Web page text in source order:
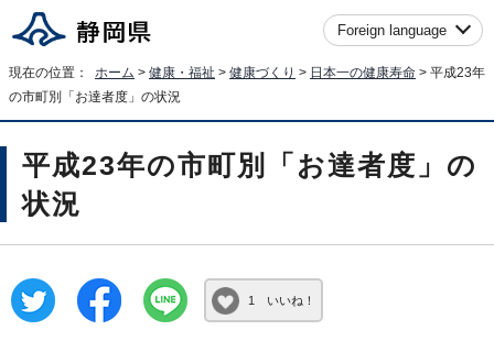
Foreign language
現在の位置： ホーム > 健康・福祉 > 健康づくり > 日本一の健康寿命 > 平成23年
の市町別「お達者度」の状況
平成23年の市町別「お達者度」の
状況
1 いいね！